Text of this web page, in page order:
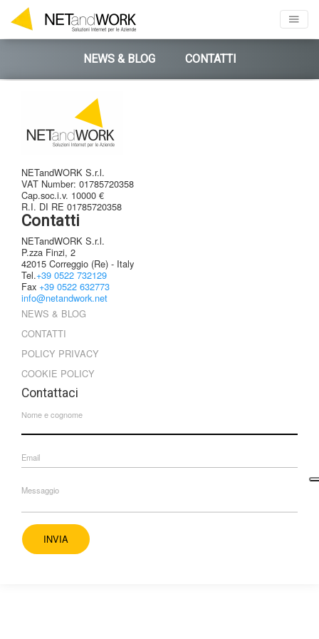
NEWS & BLOG CONTATTI
NETandWORK S.r.l.
VAT Number: 01785720358
Cap.soc.i.v. 10000 €
R.I. DI RE 01785720358
Contatti
NETandWORK S.r.l.
P.zza Finzi, 2
42015 Correggio (Re) - Italy
Tel.+39 0522 732129
Fax +39 0522 632773
info@netandwork.net
NEWS & BLOG
CONTATTI
POLICY PRIVACY
COOKIE POLICY
Contattaci
Nome e cognome
Email
Messaggio